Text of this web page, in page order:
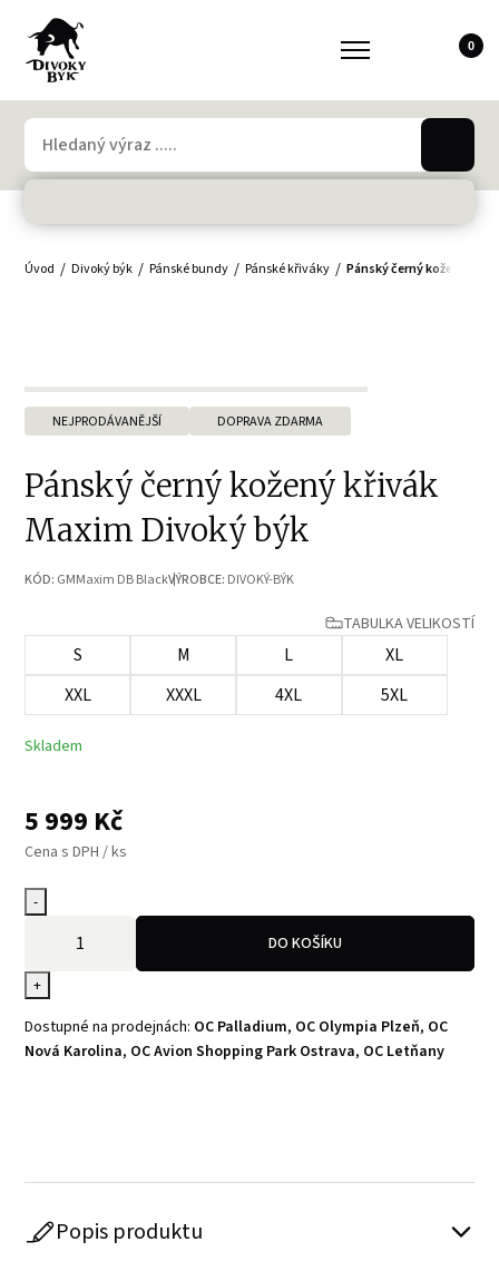
0
Úvod Divoký býk Pánské bundy Pánské křiváky Pánský černý kožený
NEJPRODÁVANĚJŠÍ DOPRAVA ZDARMA
Pánský černý kožený křivák
Maxim Divoký býk
KÓD: GMMaxim DB BlackVÝROBCE: DIVOKÝ-BÝK
TABULKA VELIKOSTÍ
S M L
XL
XXL
XXXL 4XL 5XL
Skladem
5 999 Kč
Cena s DPH / ks
-
+
DO KOŠÍKU
Dostupné na prodejnách: OC Palladium, OC Olympia Plzeň, OC
Nová Karolina, OC Avion Shopping Park Ostrava, OC Letňany
Popis produktu